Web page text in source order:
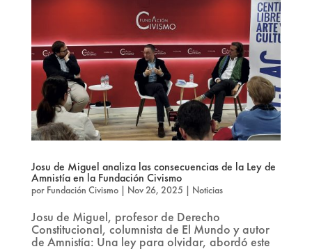
Josu de Miguel analiza las consecuencias de la Ley de
Amnistía en la Fundación Civismo
por Fundación Civismo| Nov 26, 2025 | Noticias
Josu de Miguel, profesor de Derecho
Constitucional, columnista de El Mundo y autor
de Amnistía: Una ley para olvidar, abordó este